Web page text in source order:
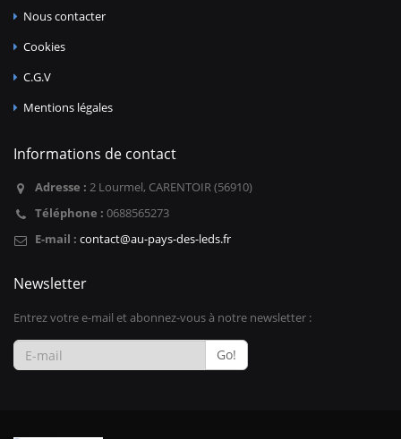
Nous contacter
Cookies
C.G.V
Mentions légales
Informations de contact
Adresse : 2 Lourmel, CARENTOIR (56910)
Téléphone : 0688565273
E-mail : contact@au-pays-des-leds.fr
Newsletter
Entrez votre e-mail et abonnez-vous à notre newsletter :
Go!